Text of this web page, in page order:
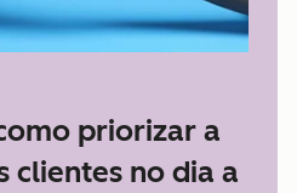
priorizar a
clientes no dia a